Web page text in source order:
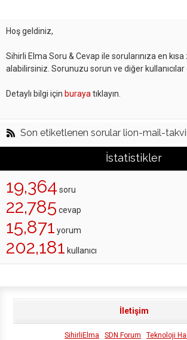
Hoş geldiniz,
Sihirli Elma Soru & Cevap ile sorularınıza en
alabilirsiniz. Sorunuzu sorun ve diğer kullanıcılar
Detaylı bilgi için buraya tıklayın.
Son etiketlenen sorular lion-mail-
İstatistikler
19,364 soru
22,785 cevap
15,871 yorum
202,181 kullanıcı
İletişim
SihirliElma SDN Forum Teknoloji